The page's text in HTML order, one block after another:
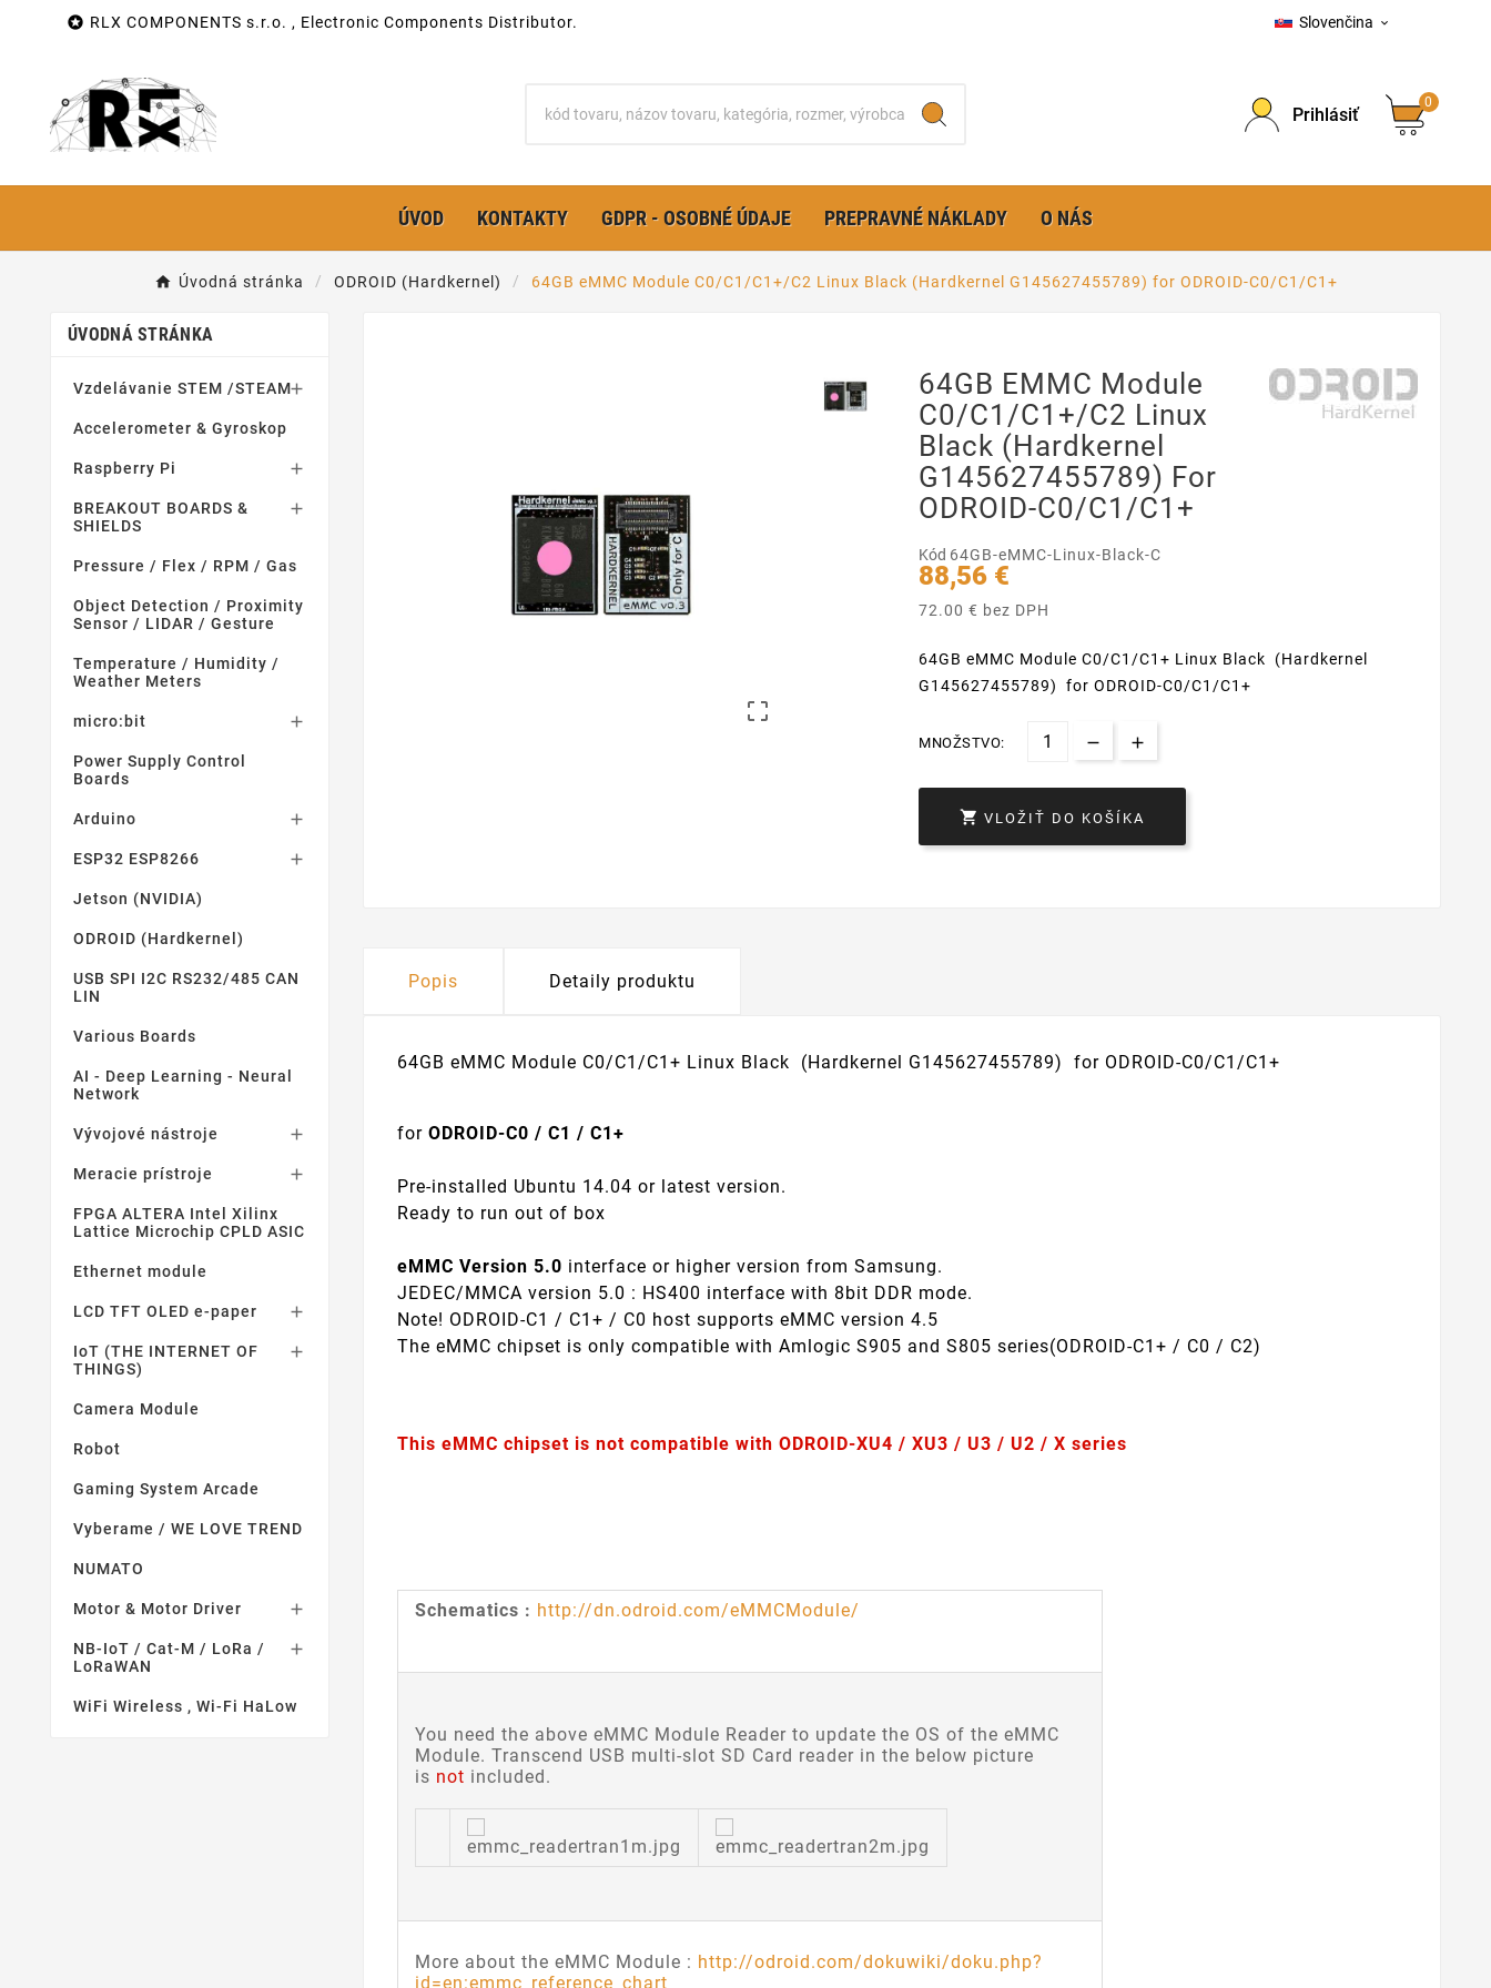
 RLX COMPONENTS s.r.o. , Electronic Components Distributor. Slovenčina 
Prihlásiť
0
ÚVOD KONTAKTY GDPR - OSOBNÉ ÚDAJE PREPRAVNÉ NÁKLADY O NÁS
Úvodná stránka ODROID (Hardkernel) 64GB eMMC Module C0/C1/C1+/C2 Linux Black (Hardkernel G145627455789) for ODROID-C0/C1/C1+
ÚVODNÁ STRÁNKA
Vzdelávanie STEM /STEAM
Accelerometer & Gyroskop
Raspberry Pi 
BREAKOUT BOARDS &
SHIELDS

Pressure / Flex / RPM / Gas
Object Detection / Proximity
Sensor / LIDAR / Gesture
Temperature / Humidity /
Weather Meters
micro:bit 
Power Supply Control
Boards
Arduino 
ESP32 ESP8266 
Jetson (NVIDIA)
ODROID (Hardkernel)
USB SPI I2C RS232/485 CAN
LIN
Various Boards
AI - Deep Learning - Neural
Network
Vývojové nástroje 
Meracie prístroje 
FPGA ALTERA Intel Xilinx
Lattice Microchip CPLD ASIC
Ethernet module
LCD TFT OLED e-paper 
IoT (THE INTERNET OF
THINGS)

Camera Module
Robot
Gaming System Arcade
Vyberame / WE LOVE TREND
NUMATO
Motor & Motor Driver 
NB-IoT / Cat-M / LoRa /
LoRaWAN

WiFi Wireless , Wi-Fi HaLow

64GB EMMC Module
C0/C1/C1+/C2 Linux
Black (Hardkernel
G145627455789) For
ODROID-C0/C1/C1+
Kód 64GB-eMMC-Linux-Black-C
88,56 €
72.00 € bez DPH
64GB eMMC Module C0/C1/C1+ Linux Black (Hardkernel
G145627455789) for ODROID-C0/C1/C1+
MNOŽSTVO:
 VLOŽIŤ DO KOŠÍKA
Popis Detaily produktu
64GB eMMC Module C0/C1/C1+ Linux Black (Hardkernel G145627455789) for ODROID-C0/C1/C1+
forODROID-C0 / C1 / C1+
Pre-installed Ubuntu 14.04 or latest version.
Ready to run out of box
eMMC Version 5.0 interface or higher version from Samsung.
JEDEC/MMCA version 5.0 : HS400 interface with 8bit DDR mode.
Note! ODROID-C1 / C1+ / C0 host supports eMMC version 4.5
The eMMC chipset is only compatible with Amlogic S905 and S805 series(ODROID-C1+ / C0 / C2)
This eMMC chipset is not compatible with ODROID-XU4 / XU3 / U3 / U2 / X series
Schematics : http://dn.odroid.com/eMMCModule/
You need the above eMMC Module Reader to update the OS of the eMMC
Module. Transcend USB multi-slot SD Card reader in the below picture
is not included.
More about the eMMC Module : http://odroid.com/dokuwiki/doku.php?
id=en:emmc_reference_chart